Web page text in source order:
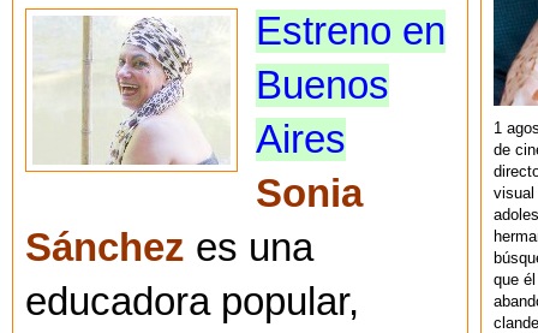
Estreno en
Buenos
Aires
Sonia
Sánchez es una
educadora popular,
1
de
visual
que